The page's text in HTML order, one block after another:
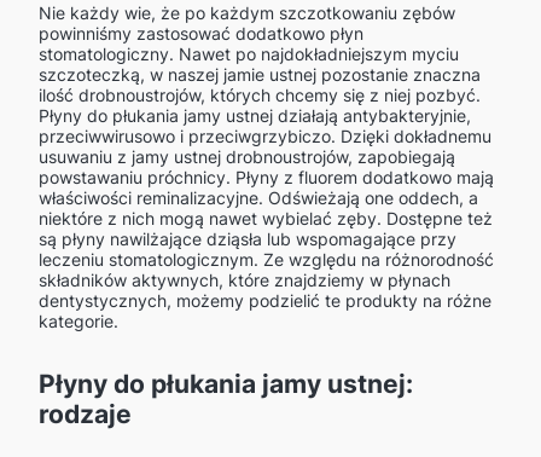
Nie każdy wie, że po każdym szczotkowaniu zębów
powinniśmy zastosować dodatkowo płyn
stomatologiczny. Nawet po najdokładniejszym myciu
szczoteczką, w naszej jamie ustnej pozostanie znaczna
ilość drobnoustrojów, których chcemy się z niej pozbyć.
Płyny do płukania jamy ustnej działają antybakteryjnie,
przeciwwirusowo i przeciwgrzybiczo. Dzięki dokładnemu
usuwaniu z jamy ustnej drobnoustrojów, zapobiegają
powstawaniu próchnicy. Płyny z fluorem dodatkowo mają
właściwości reminalizacyjne. Odświeżają one oddech, a
niektóre z nich mogą nawet wybielać zęby. Dostępne też
są płyny nawilżające dziąsła lub wspomagające przy
leczeniu stomatologicznym. Ze względu na różnorodność
składników aktywnych, które znajdziemy w płynach
dentystycznych, możemy podzielić te produkty na różne
kategorie.
Płyny do płukania jamy ustnej:
rodzaje